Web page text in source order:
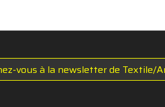
vous à la newsletter de Textile/